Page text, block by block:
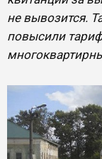
не вывозится.
повысили